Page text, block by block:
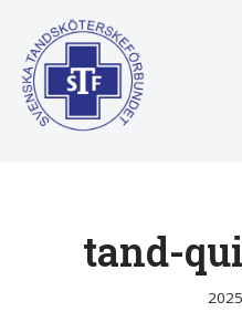
Hoppa
till
innehåll
tand-